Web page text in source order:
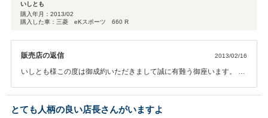
いしとも
購入年月： 2013/02
購入した車：三菱 eKスポーツ 660 R
販売店の返信 2013/02/16
いしとも様この度は御成約いただきまして誠に有難う御座います。 ek
価もしていただき有難う御座います！！ これからもいつでもお店に遊
びに来てください！！有難う御座いました！！
とても人柄の良い店長さんがいますよ